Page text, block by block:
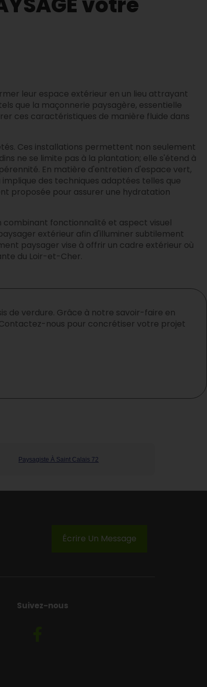
leur espace extérieur en un lieu attrayant
que la maçonnerie paysagère, essentielle
ces caractéristiques de manière fluide dans
Ces installations permettent non seulement
ne se limite pas à la plantation; elle s'étend à
En matière d'entretien d'espace vert,
des techniques adaptées telles que
proposée pour assurer une hydratation
combinant fonctionnalité et aspect visuel
extérieur afin d'illuminer subtilement
paysager vise à offrir un cadre extérieur où
du Loir-et-Cher.
de verdure. Grâce à notre savoir-faire en
nous pour concrétiser votre projet
Paysagiste À Saint Calais 72
Écrire Un Message
Suivez-nous